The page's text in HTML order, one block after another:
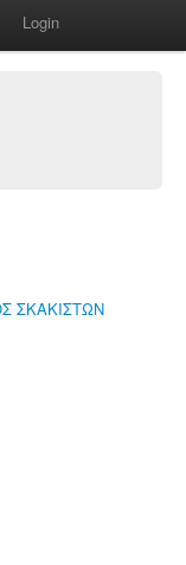
Login
ΣΚΑΚΙΣΤΩΝ